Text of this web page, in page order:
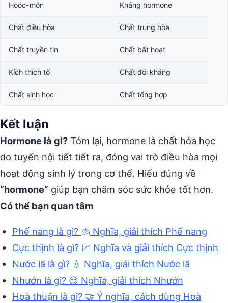
Hoóc-môn Kháng hormone
Chất điều hòa Chất trung hòa
Chất truyền tin Chất bất hoạt
Kích thích tố Chất đối kháng
Chất sinh học Chất tổng hợp
Kết luận
Hormone là gì? Tóm lại, hormone là chất hóa học
do tuyến nội tiết tiết ra, đóng vai trò điều hòa mọi
hoạt động sinh lý trong cơ thể. Hiểu đúng về
“hormone” giúp bạn chăm sóc sức khỏe tốt hơn.
Có thể bạn quan tâm
Phế nang là gì? 🫁 Nghĩa, giải thích Phế nang
Cực thịnh là gì? 📈 Nghĩa và giải thích Cực thịnh
Nước lã là gì? 💧 Nghĩa, giải thích Nước lã
Nhướn là gì? 😏 Nghĩa, giải thích Nhướn
Hoà thuận là gì? 🤝 Ý nghĩa, cách dùng Hoà